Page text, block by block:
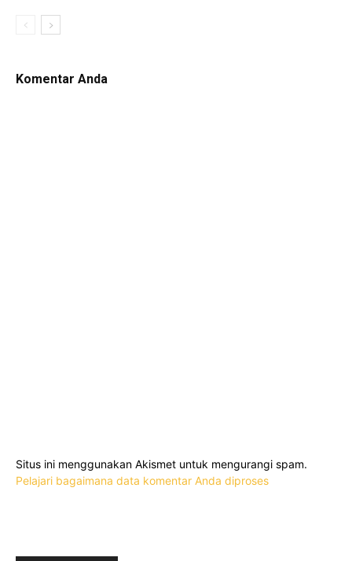
Komentar Anda
Situs ini menggunakan Akismet untuk mengurangi spam.
Pelajari bagaimana data komentar Anda diproses